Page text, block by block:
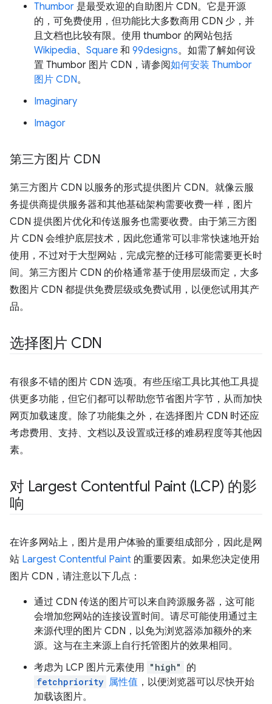
Thumbor 是最受欢迎的自助图片 CDN。它是开源
的，可免费使用，但功能比大多数商用 CDN 少，并
且文档也比较有限。使用 thumbor 的网站包括
Wikipedia、 Square 和 99designs。如需了解如何设
置 Thumbor 图片 CDN，请参阅如何安装 Thumbor
图片 CDN。
Imaginary
Imagor
第三方图片 CDN
第三方图片 CDN 以服务的形式提供图片 CDN。就像云服
务提供商提供服务器和其他基础架构需要收费一样，图片
CDN 提供图片优化和传送服务也需要收费。由于第三方图
片 CDN 会维护底层技术，因此您通常可以非常快速地开始
使用，不过对于大型网站，完成完整的迁移可能需要更长时
间。第三方图片 CDN 的价格通常基于使用层级而定，大多
数图片 CDN 都提供免费层级或免费试用，以便您试用其产
品。
选择图片 CDN
有很多不错的图片 CDN 选项。有些压缩工具比其他工具提
供更多功能，但它们都可以帮助您节省图片字节，从而加快
网页加载速度。除了功能集之外，在选择图片 CDN 时还应
考虑费用、支持、文档以及设置或迁移的难易程度等其他因
素。
对 Largest Contentful Paint (LCP) 的影
响
在许多网站上，图片是用户体验的重要组成部分，因此是网
站 Largest Contentful Paint 的重要因素。如果您决定使用
图片 CDN，请注意以下几点：
通过 CDN 传送的图片可以来自跨源服务器，这可能
会增加您网站的连接设置时间。请尽可能使用通过主
来源代理的图片 CDN，以免为浏览器添加额外的来
源。这与在主来源上自行托管图片的效果相同。
考虑为 LCP 图片元素使用 "high" 的
fetchpriority 属性值 ，以便浏览器可以尽快开始
加载该图片。